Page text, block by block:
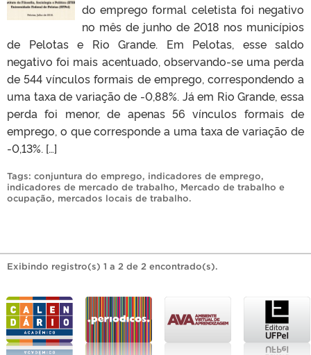
do emprego formal celetista foi negativo
no mês de junho de 2018 nos municípios
de Pelotas e Rio Grande. Em Pelotas, esse saldo
negativo foi mais acentuado, observando-se uma perda
de 544 vínculos formais de emprego, correspondendo a
uma taxa de variação de -0,88%. Já em Rio Grande, essa
perda foi menor, de apenas 56 vínculos formais de
emprego, o que corresponde a uma taxa de variação de
-0,13%. […]
Tags: conjuntura do emprego, indicadores de emprego,
indicadores de mercado de trabalho, Mercado de trabalho e
ocupação, mercados locais de trabalho.
Exibindo registro(s) 1 a 2 de 2 encontrado(s).